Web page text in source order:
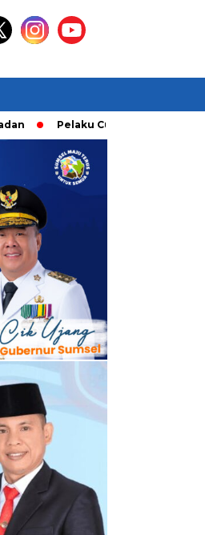
Pelaku Curanmor diringkusi Unit